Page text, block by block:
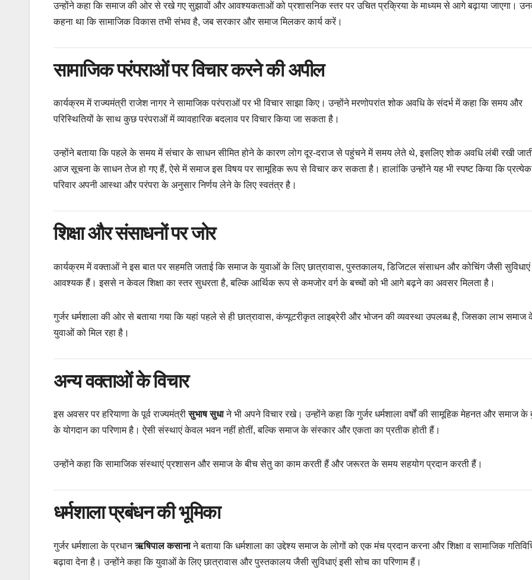
उन्होंने कहा कि समाज की ओर से रखे गए सुझावों और आवश्यकताओं को प्रशासनिक स्तर पर उचित प्रक्रिया के माध्यम से आगे बढ़ाया जाएगा।
कहना था कि सामाजिक विकास तभी संभव है, जब सरकार और समाज मिलकर कार्य करें।
सामाजिक परंपराओं पर विचार करने की अपील
कार्यक्रम में राज्यमंत्री राजेश नागर ने सामाजिक परंपराओं पर भी विचार साझा किए। उन्होंने मरणोपरांत शोक अवधि के संदर्भ में कहा कि समय और
परिस्थितियों के साथ कुछ परंपराओं में व्यावहारिक बदलाव पर विचार किया जा सकता है।
उन्होंने बताया कि पहले के समय में संचार के साधन सीमित होने के कारण लोग दूर-दराज से पहुंचने में समय लेते थे, इसलिए शोक अवधि लंबी रखी
आज सूचना के साधन तेज हो गए हैं, ऐसे में समाज इस विषय पर सामूहिक रूप से विचार कर सकता है। हालांकि उन्होंने यह भी स्पष्ट किया कि प्रत्येक
परिवार अपनी आस्था और परंपरा के अनुसार निर्णय लेने के लिए स्वतंत्र है।
शिक्षा और संसाधनों पर जोर
कार्यक्रम में वक्ताओं ने इस बात पर सहमति जताई कि समाज के युवाओं के लिए छात्रावास, पुस्तकालय, डिजिटल संसाधन और कोचिंग जैसी
आवश्यक हैं। इससे न केवल शिक्षा का स्तर सुधरता है, बल्कि आर्थिक रूप से कमजोर वर्ग के बच्चों को भी आगे बढ़ने का अवसर मिलता है।
गुर्जर धर्मशाला की ओर से बताया गया कि यहां पहले से ही छात्रावास, कंप्यूटरीकृत लाइब्रेरी और भोजन की व्यवस्था उपलब्ध है, जिसका लाभ समाज
युवाओं को मिल रहा है।
अन्य वक्ताओं के विचार
इस अवसर पर हरियाणा के पूर्व राज्यमंत्रीसुभाष सुधाने भी अपने विचार रखे। उन्होंने कहा कि गुर्जर धर्मशाला वर्षों की सामूहिक मेहनत और समाज के
के योगदान का परिणाम है। ऐसी संस्थाएं केवल भवन नहीं होतीं, बल्कि समाज के संस्कार और एकता का प्रतीक होती हैं।
उन्होंने कहा कि सामाजिक संस्थाएं प्रशासन और समाज के बीच सेतु का काम करती हैं और जरूरत के समय सहयोग प्रदान करती हैं।
धर्मशाला प्रबंधन की भूमिका
गुर्जर धर्मशाला के प्रधानऋषिपाल कसानाने बताया कि धर्मशाला का उद्देश्य समाज के लोगों को एक मंच प्रदान करना और शिक्षा व सामाजिक
बढ़ावा देना है। उन्होंने कहा कि युवाओं के लिए छात्रावास और पुस्तकालय जैसी सुविधाएं इसी सोच का परिणाम हैं।